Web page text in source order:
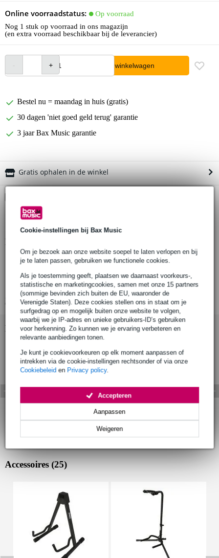
Cookie-instellingen bij Bax Music
Om je bezoek aan onze website soepel te laten verlopen en bij
je te laten passen, gebruiken we functionele cookies.
Als je toestemming geeft, plaatsen we daarnaast voorkeurs-,
statistische en marketingcookies, samen met onze 15 partners
(sommige bevinden zich buiten de EU, waaronder de
Verenigde Staten). Deze cookies stellen ons in staat om je
surfgedrag op en mogelijk buiten onze website te volgen,
waarbij we je IP-adres en unieke gebruikers-ID’s gebruiken
voor herkenning. Zo kunnen we je ervaring verbeteren en
relevante aanbiedingen tonen.
Je kunt je cookievoorkeuren op elk moment aanpassen of
intrekken via de cookie-instellingen rechtsonder of via onze
Cookiebeleid en Privacy policy.
Weigeren
Aanpassen
Accepteren
Online voorraadstatus:
Op voorraad
Nog 1 stuk op voorraad in ons magazijn
(en extra voorraad beschikbaar bij de leverancier)
In winkelwagen
Bestel nu = maandag in huis (gratis)
30 dagen 'niet goed geld terug' garantie
3 jaar Bax Music garantie
Gratis ophalen in de winkel
voordelen
€ 9,95 eenmalig
Productinformatie
Warwick basgitaar speakerkast
serie: Gnome
model: Gnome CAB 10/8
Bekijk alle productspecificaties
Bekijk ook eens (4)
Accessoires (25)